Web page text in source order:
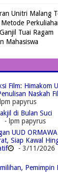
Unitri Malang
Tuai Ragam
Mahasiswa
Film: Himakom
Naskah
papyrus
di Bulan Suci
- lpm papyrus
UUD
Siap Kawal
- 3/11/2026
Pemimpin